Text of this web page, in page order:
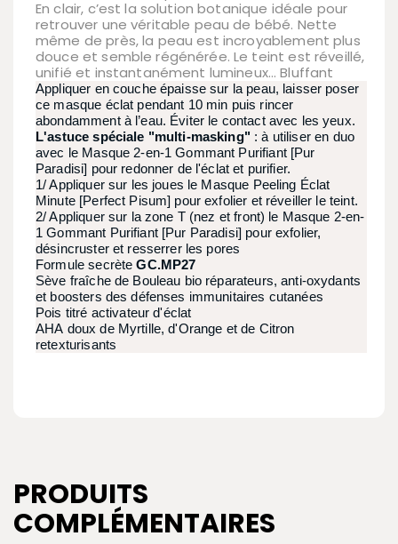
En clair, c’est la solution botanique idéale pour
retrouver une véritable peau de bébé. Nette
même de près, la peau est incroyablement plus
douce et semble régénérée. Le teint est réveillé,
unifié et instantanément lumineux… Bluffant
Appliquer en couche épaisse sur la peau, laisser poser
ce masque éclat pendant 10 min puis rincer
abondamment à l’eau. Éviter le contact avec les yeux.
L'astuce spéciale "multi-masking" : à utiliser en duo
avec le Masque 2-en-1 Gommant Purifiant [Pur
Paradisi] pour redonner de l'éclat et purifier.
1/ Appliquer sur les joues le Masque Peeling Éclat
Minute [Perfect Pisum] pour exfolier et réveiller le teint.
2/ Appliquer sur la zone T (nez et front) le Masque 2-en-
1 Gommant Purifiant [Pur Paradisi] pour exfolier,
désincruster et resserrer les pores
Formule secrèteGC.MP27
Sève fraîche de Bouleau bio réparateurs, anti-oxydants
et boosters des défenses immunitaires cutanées
Pois titré activateur d'éclat
AHA doux de Myrtille, d'Orange et de Citron
retexturisants
PRODUITS
COMPLÉMENTAIRES